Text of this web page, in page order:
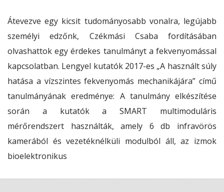
Átevezve egy kicsit tudományosabb vonalra, legújabb
személyi edzőnk, Czékmási Csaba fordításában
olvashattok egy érdekes tanulmányt a fekvenyomással
kapcsolatban. Lengyel kutatók 2017-es „A használt súly
hatása a vízszintes fekvenyomás mechanikájára” című
tanulmányának eredménye: A tanulmány elkészítése
során a kutatók a SMART multimoduláris
mérőrendszert használták, amely 6 db infravörös
kamerából és vezetéknélküli modulból áll, az izmok
bioelektronikus